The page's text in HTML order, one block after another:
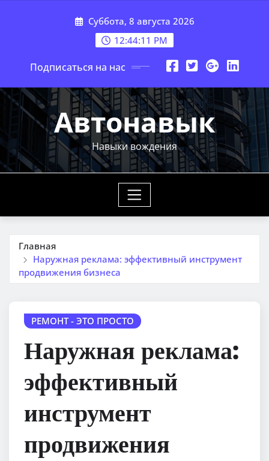
Суббота, 8 августа 2026
12:44:13 PM
Подписаться на нас
Автонавык
Навыки вождения
Главная
Наружная реклама: эффективный инструмент
продвижения бизнеса
РЕМОНТ - ЭТО ПРОСТО
Наружная реклама:
эффективный
инструмент
продвижения